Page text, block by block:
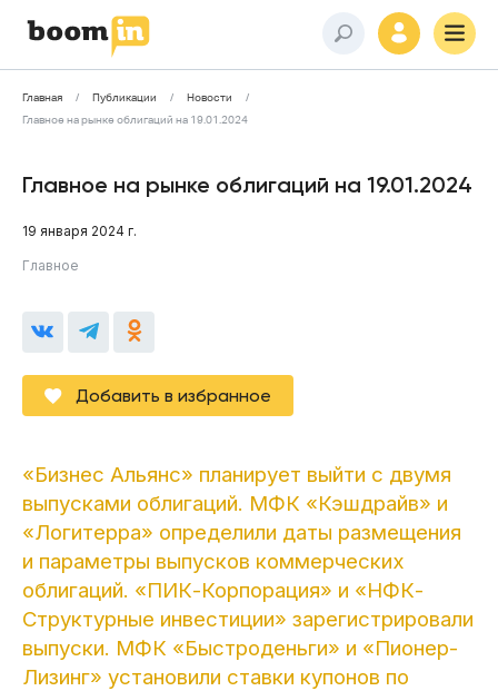
Главная Публикации
Новости
Главное на рынке облигаций на 19.01.2024
Главное на рынке облигаций на 19.01.2024
19 января 2024 г.
Главное
Добавить в избранное
«Бизнес Альянс» планирует выйти с двумя
выпусками облигаций. МФК «Кэшдрайв» и
«Логитерра» определили даты размещения
и параметры выпусков коммерческих
облигаций. «ПИК-Корпорация» и «НФК-
Структурные инвестиции» зарегистрировали
выпуски. МФК «Быстроденьги» и «Пионер-
Лизинг» установили ставки купонов по